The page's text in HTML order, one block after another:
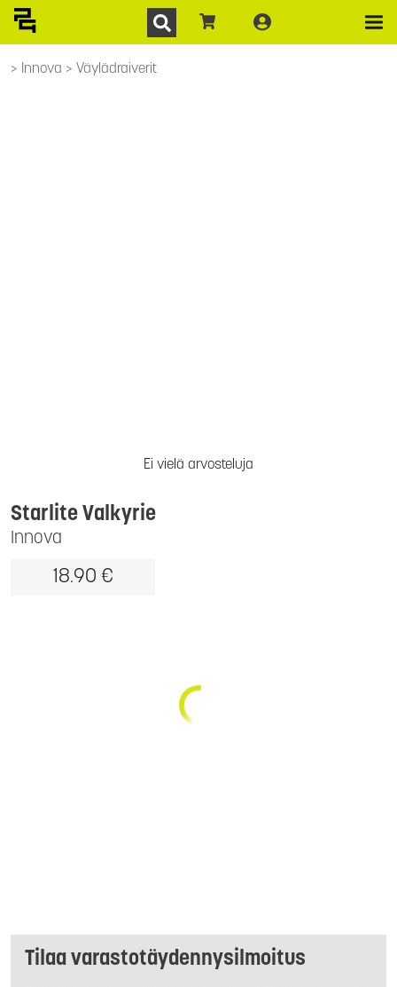
Innova Väylädraiverit
Ei vielä arvosteluja
Innova
Starlite Valkyrie
18.90 €
Tilaa varastotäydennysilmoitus